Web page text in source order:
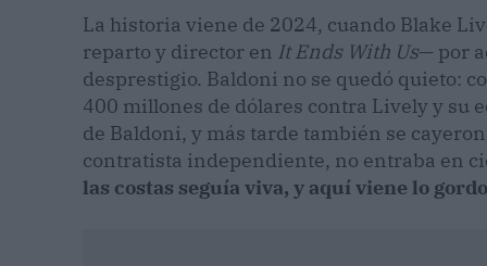
La historia viene de 2024, cuando Blake
reparto y director en It Ends With Us— por
desprestigio. Baldoni no se quedó quieto:
400 millones de dólares contra Lively y su
de Baldoni, y más tarde también se
contratista independiente, no entraba en
las costas seguía viva, y aquí viene lo